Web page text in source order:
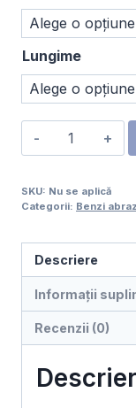
Lungime
Cantitate
Banda
Carbură
siliciu,
Polyester,
x
520
(set
SKU: Nu se aplică
Categorii: Benzi
Descriere
Informații
Recenzii (0)